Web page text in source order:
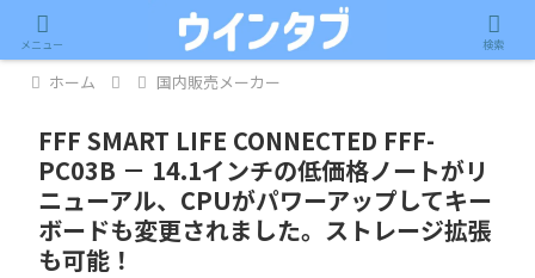
記事内に広告が含まれています。
ホーム 国内販売メーカー
FFF SMART LIFE CONNECTED FFF-
PC03B － 14.1インチの低価格ノートがリ
ニューアル、CPUがパワーアップしてキー
ボードも変更されました。ストレージ拡張
も可能！
メニュー 検索